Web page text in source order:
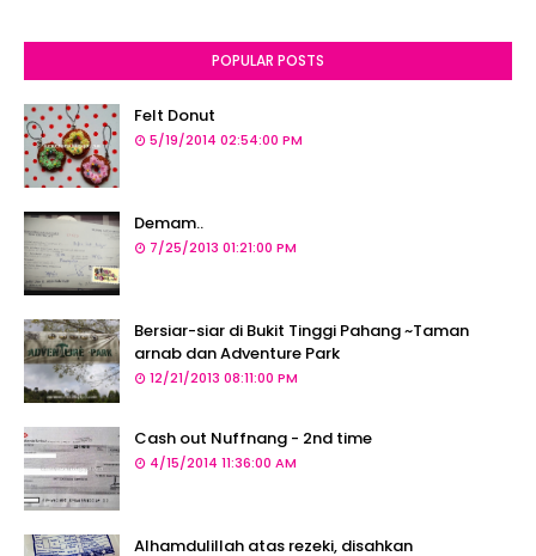
POPULAR POSTS
Felt Donut
5/19/2014 02:54:00 PM
Demam..
7/25/2013 01:21:00 PM
Bersiar-siar di Bukit Tinggi Pahang ~Taman
arnab dan Adventure Park
12/21/2013 08:11:00 PM
Cash out Nuffnang - 2nd time
4/15/2014 11:36:00 AM
Alhamdulillah atas rezeki, disahkan